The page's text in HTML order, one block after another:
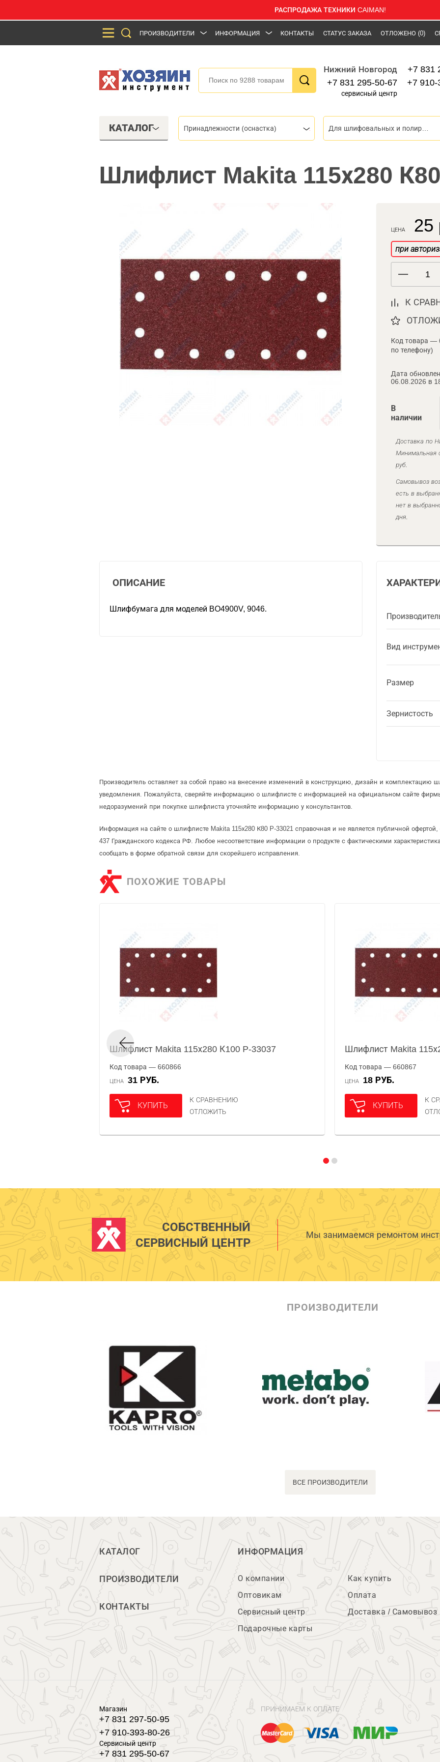
РАСПРОДАЖА ТЕХНИКИ CAIMAN!
ПРОИЗВОДИТЕЛИ ИНФОРМАЦИЯ КОНТАКТЫ СТАТУС ЗАКАЗА ОТЛОЖЕНО (0)
Нижний Новгород
+7 831 295-50-67
сервисный центр
+7 831
+7 910-
КАТАЛОГ Принадлежности (оснастка)
Шлифлист Makita 115х280
ЦЕНА 25
при
К
Код товара —
по телефону)
Дата
06.08.2026 в
В
наличии
Доставка по
Минимальная
руб.
Самовывоз
есть в
нет в
дня.
Вид
Размер
Зернистость
ОПИСАНИЕ
Шлифбумага для моделей BO4900V, 9046.
Производитель оставляет за собой право на внесение изменений в конструкцию, дизайн и комплектацию
уведомления. Пожалуйста, сверяйте информацию о шлифлисте с информацией на официальном сайте
недоразумений при покупке шлифлиста уточняйте информацию у консультантов.
Информация на сайте о шлифлисте Makita 115х280 К80 P-33021 справочная и не является публичной
437 Гражданского кодекса РФ. Любое несоответствие информации о продукте с фактическими
сообщать в форме обратной связи для скорейшего исправления.
ПОХОЖИЕ ТОВАРЫ
Шлифлист Makita 115х280 К100 P-33037
Код товара — 660866
ЦЕНА 31 РУБ.
КУПИТЬ
К СРАВНЕНИЮ
ОТЛОЖИТЬ
Шлифлист Makita
Код товара — 660867
ЦЕНА 18 РУБ.
КУПИТЬ
К
СОБСТВЕННЫЙ
СЕРВИСНЫЙ ЦЕНТР
Мы занимаемся ремонтом
ПРОИЗВОДИТЕЛИ
ВСЕ ПРОИЗВОДИТЕЛИ
КАТАЛОГ
ПРОИЗВОДИТЕЛИ
КОНТАКТЫ
ИНФОРМАЦИЯ
О компании
Оптовикам
Сервисный центр
Подарочные карты
Как купить
Оплата
Доставка / Самовывоз
Магазин
+7 831 297-50-95
+7 910-393-80-26
Сервисный центр
+7 831 295-50-67
ПРИНИМАЕМ К ОПЛАТЕ